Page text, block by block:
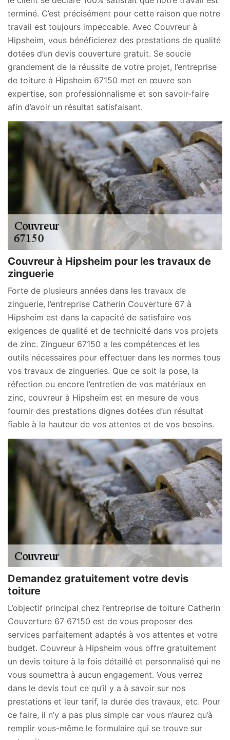
terminé. C’est précisément pour cette raison que notre
travail est toujours impeccable. Avec Couvreur à
Hipsheim, vous bénéficierez des prestations de qualité
dotées d’un devis couverture gratuit. Se soucie
grandement de la réussite de votre projet, l’entreprise
de toiture à Hipsheim 67150 met en œuvre son
expertise, son professionnalisme et son savoir-faire
afin d’avoir un résultat satisfaisant.
Couvreur à Hipsheim pour les travaux de
zinguerie
Forte de plusieurs années dans les travaux de
zinguerie, l’entreprise Catherin Couverture 67 à
Hipsheim est dans la capacité de satisfaire vos
exigences de qualité et de technicité dans vos projets
de zinc. Zingueur 67150 a les compétences et les
outils nécessaires pour effectuer dans les normes tous
vos travaux de zingueries. Que ce soit la pose, la
réfection ou encore l’entretien de vos matériaux en
zinc, couvreur à Hipsheim est en mesure de vous
fournir des prestations dignes dotées d’un résultat
fiable à la hauteur de vos attentes et de vos besoins.
Demandez gratuitement votre devis
toiture
L’objectif principal chez l’entreprise de toiture Catherin
Couverture 67 67150 est de vous proposer des
services parfaitement adaptés à vos attentes et votre
budget. Couvreur à Hipsheim vous offre gratuitement
un devis toiture à la fois détaillé et personnalisé qui ne
vous soumettra à aucun engagement. Vous verrez
dans le devis tout ce qu’il y a à savoir sur nos
prestations et leur tarif, la durée des travaux, etc. Pour
ce faire, il n’y a pas plus simple car vous n’aurez qu’à
remplir vous-même le formulaire qui se trouve sur